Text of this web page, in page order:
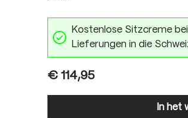
Kostenlose Sitzcreme
Lieferungen in die
€ 114,95
In het